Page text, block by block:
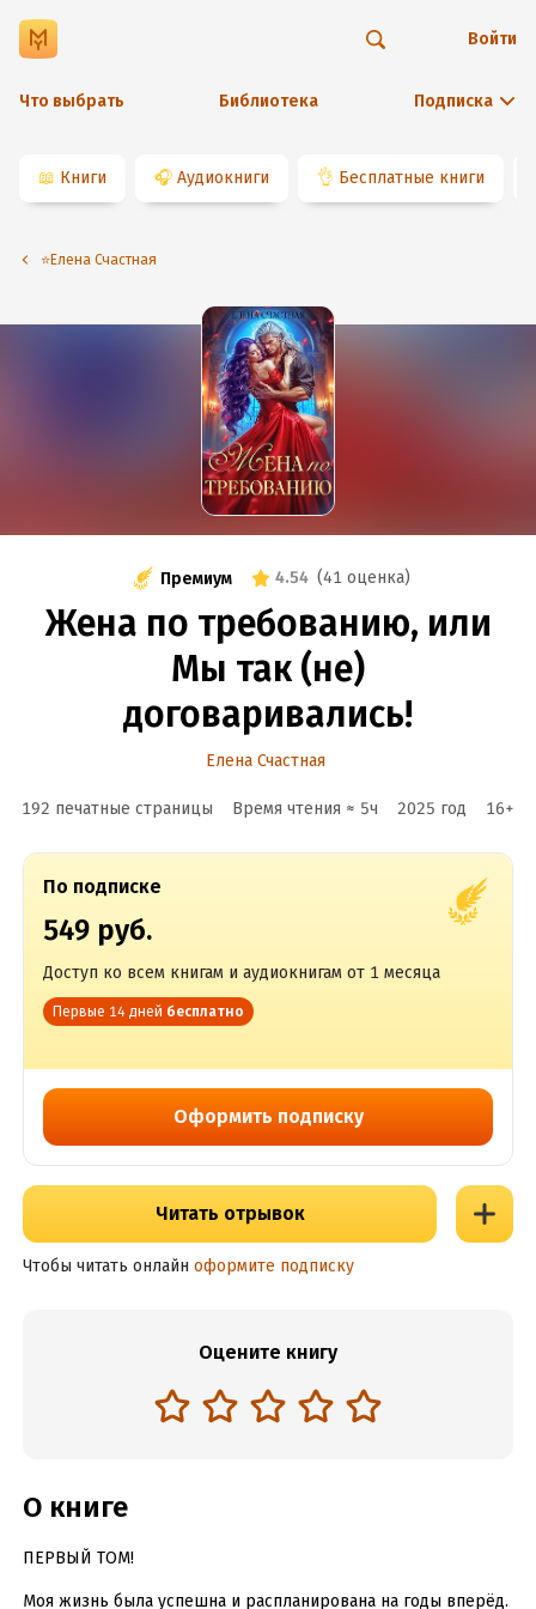
Что выбрать Библиотека Подписка
Войти
📖 Книги 🎧 Аудиокниги 👌 Бесплатные книги
⭐️Елена Счастная
Премиум 4.54 (41 оценка)
Жена по требованию, или
Мы так (не)
договаривались!
Елена Счастная
192 печатные страницы Время чтения ≈ 5ч 2025 год 16+
По подписке
549 руб.
Доступ ко всем книгам и аудиокнигам от 1 месяца
Первые 14 дней бесплатно
Оформить подписку
Читать отрывок
Чтобы читать онлайн оформите подписку
Оцените книгу
О книге
ПЕРВЫЙ ТОМ!
Моя жизнь была успешна и распланирована на годы вперёд.